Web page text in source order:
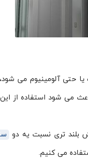
حتی آلومینیوم می
می شود استفاده از
بلند تری نسبت یه دو
می کنیم.